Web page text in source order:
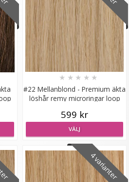
- Zebramönster vit
99 kr
I VARUKORG
#22 Mellanblond - Premium äkta
löshår remy microringar loop
★ ★ ★ ★ ★
599 kr
VÄLJ
4 varianter